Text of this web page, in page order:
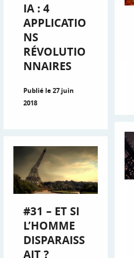
IA : 4
APPLICATIO
NS
RÉVOLUTIO
NNAIRES
Publié le 27 juin
2018
#31 – ET SI
L’HOMME
DISPARAISS
AIT ?